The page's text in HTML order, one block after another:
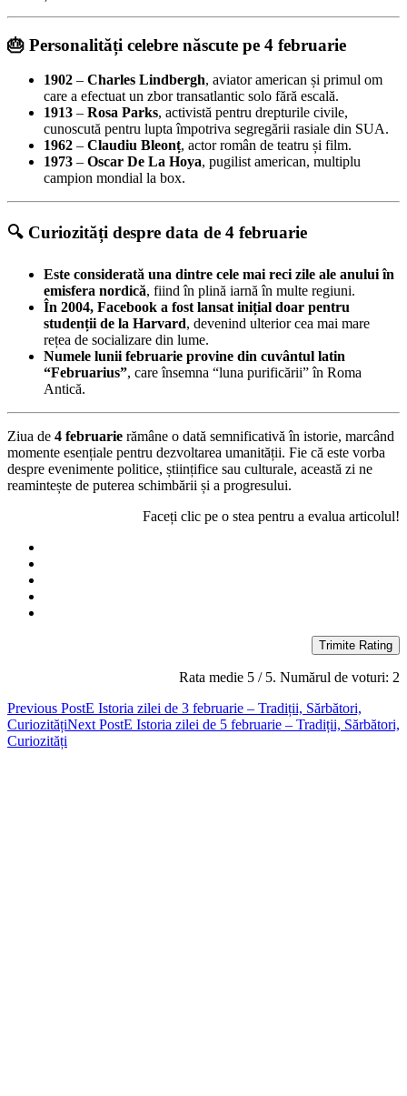
🎂 Personalități celebre născute pe 4 februarie
1902 – Charles Lindbergh, aviator american și primul om
care a efectuat un zbor transatlantic solo fără escală.
1913 – Rosa Parks, activistă pentru drepturile civile,
cunoscută pentru lupta împotriva segregării rasiale din SUA.
1962 – Claudiu Bleonț, actor român de teatru și film.
1973 – Oscar De La Hoya, pugilist american, multiplu
campion mondial la box.
🔍 Curiozități despre data de 4 februarie
Este considerată una dintre cele mai reci zile ale anului în
emisfera nordică, fiind în plină iarnă în multe regiuni.
În 2004, Facebook a fost lansat inițial doar pentru
studenții de la Harvard, devenind ulterior cea mai mare
rețea de socializare din lume.
Numele lunii februarie provine din cuvântul latin
“Februarius”, care însemna “luna purificării” în Roma
Antică.
Ziua de 4 februarie rămâne o dată semnificativă în istorie, marcând
momente esențiale pentru dezvoltarea umanității. Fie că este vorba
despre evenimente politice, științifice sau culturale, această zi ne
reamintește de puterea schimbării și a progresului.
Faceți clic pe o stea pentru a evalua articolul!
Trimite Rating
Rata medie 5 / 5. Numărul de voturi: 2
Post
navigation
Previous PostE Istoria zilei de 3 februarie – Tradiții, Sărbători,
CuriozitățiNext PostE Istoria zilei de 5 februarie – Tradiții, Sărbători,
Curiozități